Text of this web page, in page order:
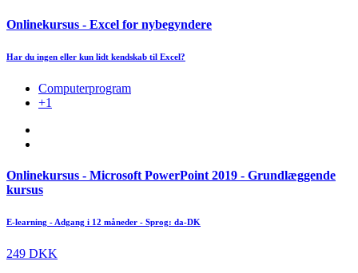
Onlinekursus - Excel for nybegyndere
Har du ingen eller kun lidt kendskab til Excel?
Computerprogram
+1
Onlinekursus - Microsoft PowerPoint 2019 - Grundlæggende
kursus
E-learning - Adgang i 12 måneder - Sprog: da-DK
249 DKK